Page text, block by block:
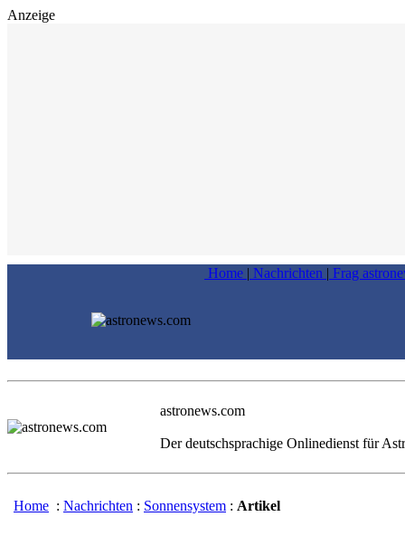
Anzeige
Home | Nachrichten | Frag
astronews.com
Der deutschsprachige Onlinedienst für
Home : Nachrichten : Sonnensystem : Artikel